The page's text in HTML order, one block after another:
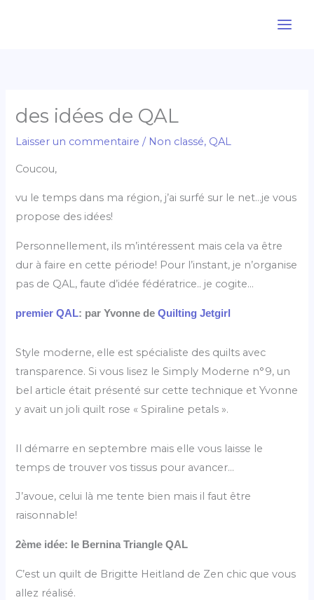
des idées de QAL
Laisser un commentaire / Non classé, QAL
Coucou,
vu le temps dans ma région, j’ai surfé sur le net…je vous
propose des idées!
Personnellement, ils m’intéressent mais cela va être
dur à faire en cette période! Pour l’instant, je n’organise
pas de QAL, faute d’idée fédératrice.. je cogite…
premier QAL: par Yvonne deQuilting Jetgirl
Style moderne, elle est spécialiste des quilts avec
transparence. Si vous lisez le Simply Moderne n°9, un
bel article était présenté sur cette technique et Yvonne
y avait un joli quilt rose « Spiraline petals ».
Il démarre en septembre mais elle vous laisse le
temps de trouver vos tissus pour avancer…
J’avoue, celui là me tente bien mais il faut être
raisonnable!
2ème idée: le Bernina Triangle QAL
C’est un quilt de Brigitte Heitland de Zen chic que vous
allez réalisé.